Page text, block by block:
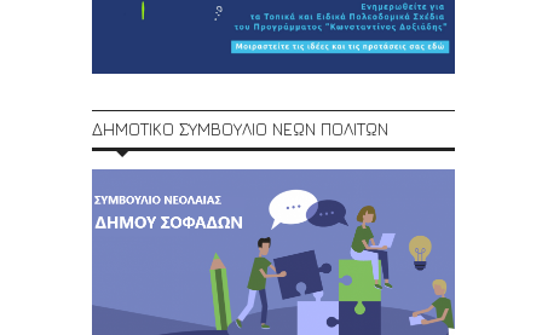
ΔΗΜΟΤΙΚΟ ΣΥΜΒΟΥΛΙΟ ΝΕΩΝ ΠΟΛΙΤΩΝ